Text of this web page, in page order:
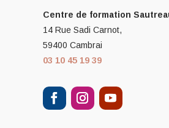
Centre de formation
14 Rue Sadi Carnot,
59400 Cambrai
03 10 45 19 39